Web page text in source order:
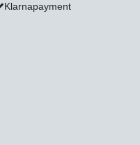
Klarnapayment